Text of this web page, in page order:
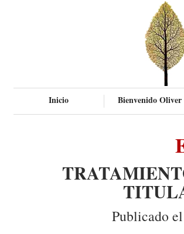
Inicio Bienvenido Oliver
Publicado